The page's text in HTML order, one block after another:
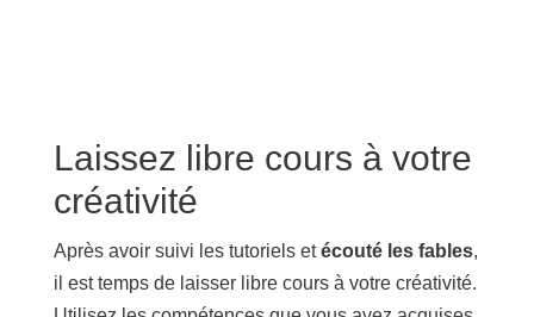
Laissez libre cours à votre
créativité
Après avoir suivi les tutoriels etécouté les fables,
il est temps de laisser libre cours à votre créativité.